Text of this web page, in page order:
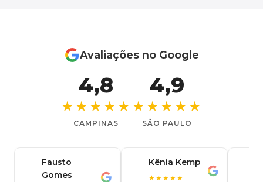
Avaliações no Google
4,8
★★★★★
CAMPINAS
4,9
★★★★★
SÃO PAULO
Fausto
Gomes
Kênia Kemp
★★★★★